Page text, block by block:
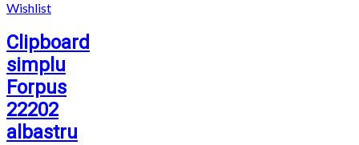
Wishlist
Clipboard
simplu
Forpus
22202
albastru